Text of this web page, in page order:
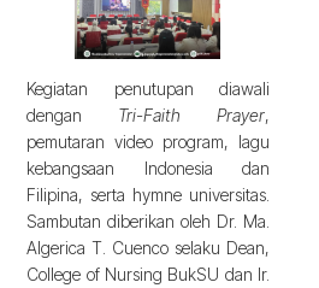
Kegiatan penutupan diawali
dengan Tri-Faith Prayer,
pemutaran video program, lagu
kebangsaan Indonesia dan
Filipina, serta hymne universitas.
Sambutan diberikan oleh Dr. Ma.
Algerica T. Cuenco selaku Dean,
College of Nursing BukSU dan Ir.